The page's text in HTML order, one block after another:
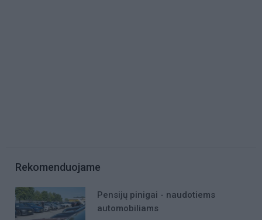
Rekomenduojame
Pensijų pinigai - naudotiems
automobiliams